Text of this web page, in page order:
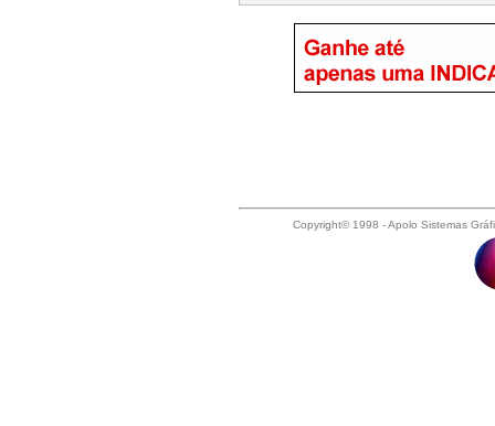
Copyright© 1998 - Apolo Sistemas